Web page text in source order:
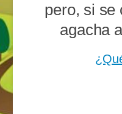
pero, si se
agacha